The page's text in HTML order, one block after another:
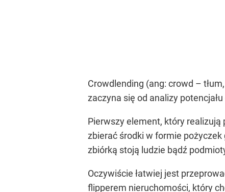
Crowdlending (ang: crowd –
zaczyna się od analizy
Pierwszy element, który
zbierać środki w formie
zbiórką stoją ludzie bądź
Oczywiście łatwiej jest
flipperem nieruchomości, który